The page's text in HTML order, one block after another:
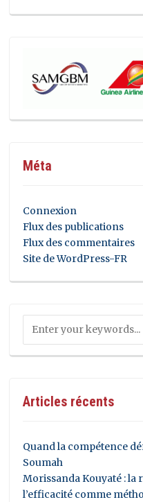
Méta
Connexion
Flux des publications
Flux des commentaires
Site de WordPress-FR
Articles récents
Quand la compétence
Soumah
Morissanda Kouyaté :
l’efficacité comme